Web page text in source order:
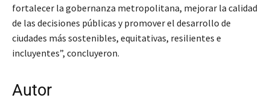
fortalecer la gobernanza metropolitana, mejorar la calidad
de las decisiones públicas y promover el desarrollo de
ciudades más sostenibles, equitativas, resilientes e
incluyentes”, concluyeron.
Autor